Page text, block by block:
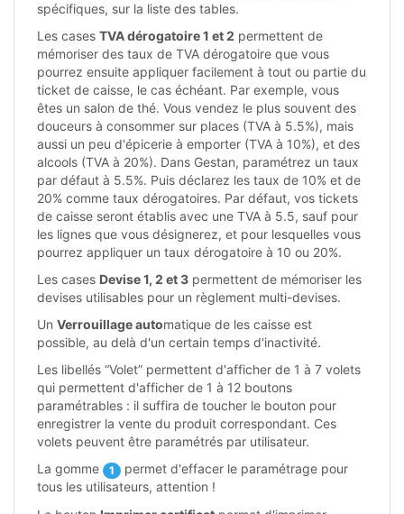
spécifiques, sur la liste des tables.
Les cases TVA dérogatoire 1 et 2 permettent de
mémoriser des taux de TVA dérogatoire que vous
pourrez ensuite appliquer facilement à tout ou partie du
ticket de caisse, le cas échéant. Par exemple, vous
êtes un salon de thé. Vous vendez le plus souvent des
douceurs à consommer sur places (TVA à 5.5%), mais
aussi un peu d'épicerie à emporter (TVA à 10%), et des
alcools (TVA à 20%). Dans Gestan, paramétrez un taux
par défaut à 5.5%. Puis déclarez les taux de 10% et de
20% comme taux dérogatoires. Par défaut, vos tickets
de caisse seront établis avec une TVA à 5.5, sauf pour
les lignes que vous désignerez, et pour lesquelles vous
pourrez appliquer un taux dérogatoire à 10 ou 20%.
Les cases Devise 1, 2 et 3 permettent de mémoriser les
devises utilisables pour un règlement multi-devises.
Un Verrouillage automatique de les caisse est
possible, au delà d'un certain temps d'inactivité.
Les libellés “Volet” permettent d'afficher de 1 à 7 volets
qui permettent d'afficher de 1 à 12 boutons
paramétrables : il suffira de toucher le bouton pour
enregistrer la vente du produit correspondant. Ces
volets peuvent être paramétrés par utilisateur.
La gomme
1
permet d'effacer le paramétrage pour
tous les utilisateurs, attention !